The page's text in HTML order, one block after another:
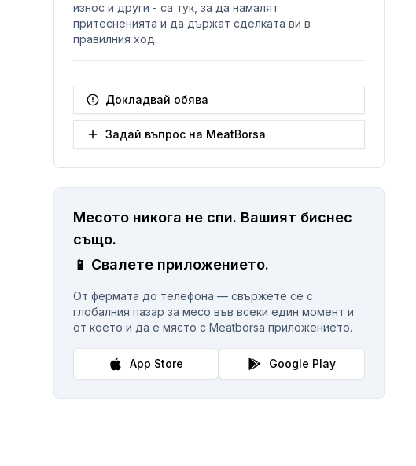
износ и други - са тук, за да намалят
притесненията и да държат сделката ви в
правилния ход.
Докладвай обява
Задай въпрос на MeatBorsa
Месото никога не спи. Вашият биснес
същo.
📱 Свалете приложението.
От фермата до телефона — свържете се с
глобалния пазар за месо във всеки един момент и
от което и да е място с Meatborsa приложението.
App Store Google Play